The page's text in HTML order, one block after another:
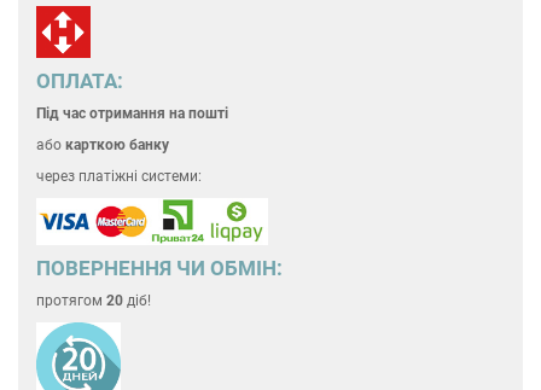
ОПЛАТА:
Під час отримання на пошті
або карткою банку
через платіжні системи:
ПОВЕРНЕННЯ ЧИ ОБМІН:
протягом 20 діб!